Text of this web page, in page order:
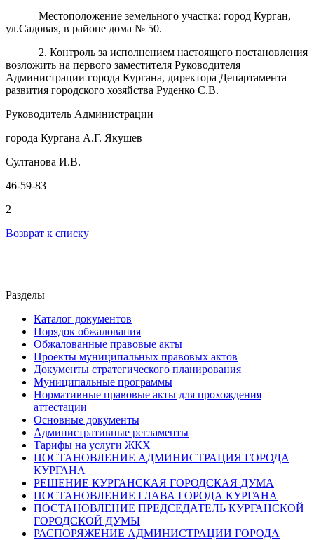
Местоположение земельного участка: город Курган,
ул.Садовая, в районе дома № 50.
2. Контроль за исполнением настоящего постановления
возложить на первого заместителя Руководителя
Администрации города Кургана, директора Департамента
развития городского хозяйства Руденко С.В.
Руководитель Администрации
города Кургана А.Г. Якушев
Султанова И.В.
46-59-83
2
Возврат к списку
Разделы
Каталог документов
Порядок обжалования
Обжалованные правовые акты
Проекты муниципальных правовых актов
Документы стратегического планирования
Муниципальные программы
Нормативные правовые акты для прохождения
аттестации
Основные документы
Административные регламенты
Тарифы на услуги ЖКХ
ПОСТАНОВЛЕНИЕ АДМИНИСТРАЦИЯ ГОРОДА
КУРГАНА
РЕШЕНИЕ КУРГАНСКАЯ ГОРОДСКАЯ ДУМА
ПОСТАНОВЛЕНИЕ ГЛАВА ГОРОДА КУРГАНА
ПОСТАНОВЛЕНИЕ ПРЕДСЕДАТЕЛЬ КУРГАНСКОЙ
ГОРОДСКОЙ ДУМЫ
РАСПОРЯЖЕНИЕ АДМИНИСТРАЦИИ ГОРОДА